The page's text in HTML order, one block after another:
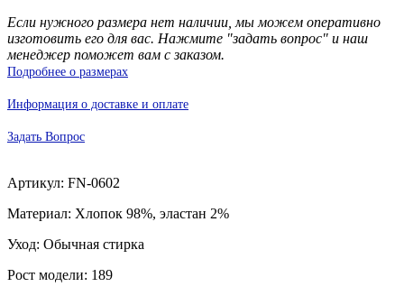
Если нужного размера нет наличии, мы можем оперативно
изготовить его для вас. Нажмите "задать вопрос" и наш
менеджер поможет вам с заказом.
Подробнее о размерах
Информация о доставке и оплате
Задать Вопрос
Артикул: FN-0602
Материал: Хлопок 98%, эластан 2%
Уход: Обычная стирка
Рост модели: 189